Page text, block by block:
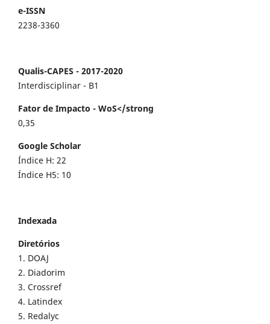
e-ISSN
2238-3360
Qualis-CAPES - 2017-2020
Interdisciplinar - B1
Fator de Impacto - WoS</strong
0,35
Google Scholar
Índice H: 22
Índice H5: 10
Indexada
Diretórios
1. DOAJ
2. Diadorim
3. Crossref
4. Latindex
5. Redalyc